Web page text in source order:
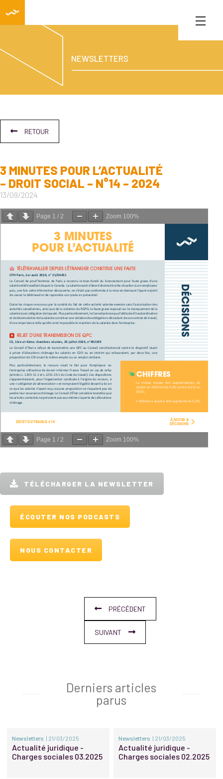
NEWSLETTERS
RETOUR
3 MINUTES POUR L’ACTUALITÉ
– DROIT SOCIAL – N°14 – 2024
13/09/2024
Page 1 / 2 Zoom 100%
Page 1 / 2 Zoom 100%
TÉLÉCHARGER LA NEWSLETTER
ÉCOUTER NOS PODCASTS
NOUS CONTACTER
PRÉCÉDENT
SUIVANT
Derniers articles
parus
Newsletters | 21/03/2025
Actualité juridique -
Charges sociales 03.2025
Newsletters | 21/03/2025
Actualité juridique -
Charges sociales 02.2025